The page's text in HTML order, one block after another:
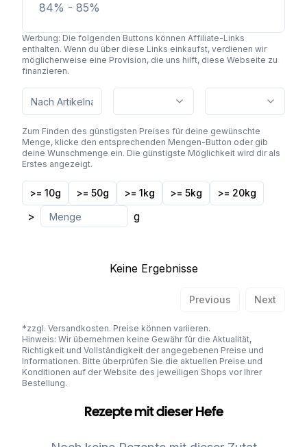
84% - 85%
Werbung: Die folgenden Buttons können Affiliate-Links
enthalten. Wenn du über diese Links einkaufst, verdienen wir
möglicherweise eine Provision, die uns hilft, diese Webseite zu
finanzieren.
Zum Finden des günstigsten Preises für deine gewünschte
Menge, klicke den entsprechenden Mengen-Button oder gib
deine Wunschmenge ein. Die günstigste Möglichkeit wird dir als
Erstes angezeigt.
>= 10g >= 50g >= 1kg >= 5kg >= 20kg
> g
Keine Ergebnisse
Previous Next
*zzgl. Versandkosten. Preise können variieren.
Hinweis: Wir übernehmen keine Gewähr für die Aktualität,
Richtigkeit und Vollständigkeit der angegebenen Preise und
Informationen. Bitte überprüfen Sie die aktuellen Preise und
Konditionen auf der Website des jeweiligen Shops vor Ihrer
Bestellung.
Rezepte mit dieser Hefe